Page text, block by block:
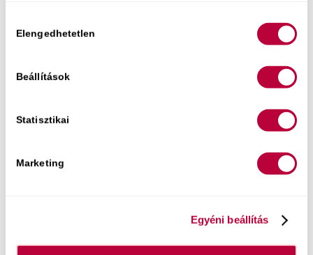
kiválasztása
Elengedhetetlen
Beállítások
Statisztikai
Marketing
Egyéni beállítás
Nyíltan a szexről – kézikönyv és